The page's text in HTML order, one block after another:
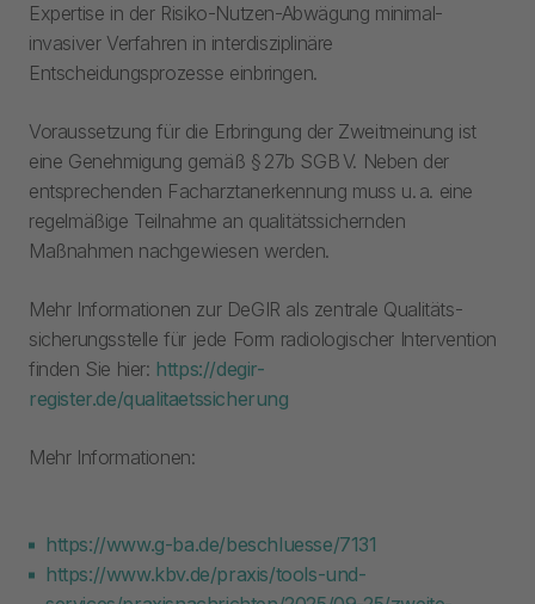
Expertise in der Risiko-Nutzen-Abwägung minimal-
invasiver Verfahren in interdisziplinäre
Entscheidungsprozesse einbringen.
Voraussetzung für die Erbringung der Zweitmeinung ist
eine Genehmigung gemäß § 27b SGB V. Neben der
entsprechenden Facharztanerkennung muss u. a. eine
regelmäßige Teilnahme an qualitätssichernden
Maßnahmen nachgewiesen werden.
Mehr Informationen zur DeGIR als zentrale Qualitäts­
sicherungs­stelle für jede Form radiologischer Intervention
finden Sie hier: https://degir-
register.de/qualitaetssicherung
Mehr Informationen:
https://www.g-ba.de/beschluesse/7131
https://www.kbv.de/praxis/tools-und-